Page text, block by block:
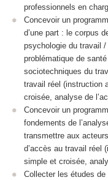
professionnels en
Concevoir un
d’une part : le corpus
psychologie du travail
problématique de
sociotechniques du
travail réel (instruction
croisée, analyse de
Concevoir un
fondements de
transmettre aux
d’accès au travail réel
simple et croisée,
Collecter les études